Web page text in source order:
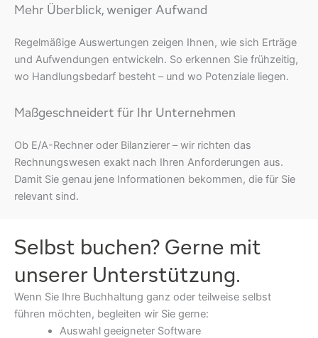
Mehr Überblick, weniger Aufwand
Regelmäßige Auswertungen zeigen Ihnen, wie sich Erträge
und Aufwendungen entwickeln. So erkennen Sie frühzeitig,
wo Handlungsbedarf besteht – und wo Potenziale liegen.
Maßgeschneidert für Ihr Unternehmen
Ob E/A-Rechner oder Bilanzierer – wir richten das
Rechnungswesen exakt nach Ihren Anforderungen aus.
Damit Sie genau jene Informationen bekommen, die für Sie
relevant sind.
Selbst buchen? Gerne mit
unserer Unterstützung.
Wenn Sie Ihre Buchhaltung ganz oder teilweise selbst
führen möchten, begleiten wir Sie gerne:
Auswahl geeigneter Software